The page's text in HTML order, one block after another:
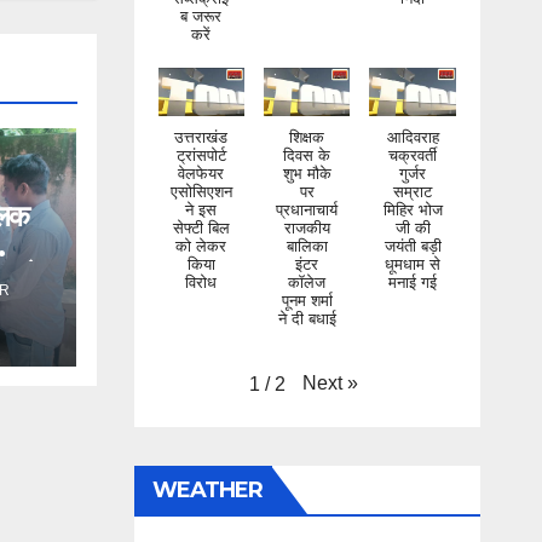
ने
करें
उत्तराखंड
ट्रांसपोर्ट
वेलफेयर
एसोसिएशन
ने इस
सेफ्टी बिल
को लेकर
किया
विरोध
शिक्षक
दिवस के
शुभ मौके
पर
प्रधानाचार्य
राजकीय
बालिका
इंटर
कॉलेज
पूनम शर्मा
ने दी बधाई
आदिवराह
चक्रवर्ती
गुर्जर
सम्राट
मिहिर भोज
जी की
जयंती बड़ी
धूमधाम से
मनाई गई
WEATHER